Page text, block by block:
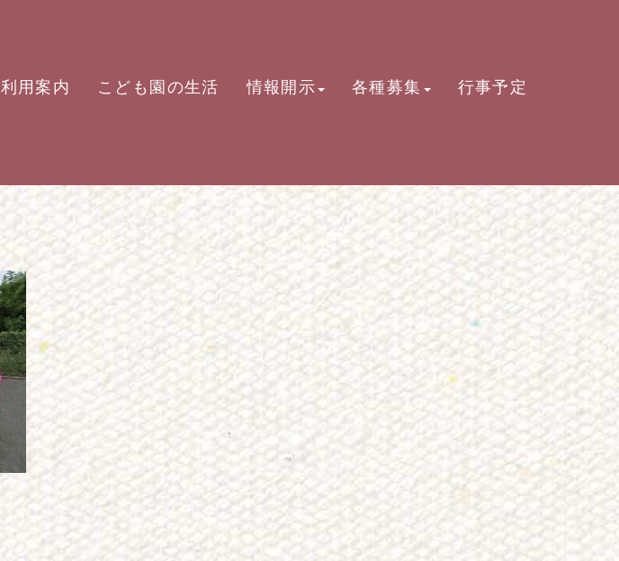
利用案内 こども園の生活 情報開示 各種募集 行事予定